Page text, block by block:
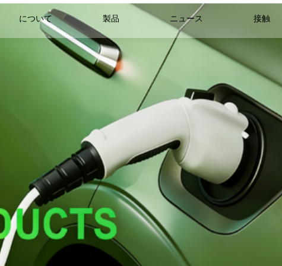
について 製品 ニュース 接触